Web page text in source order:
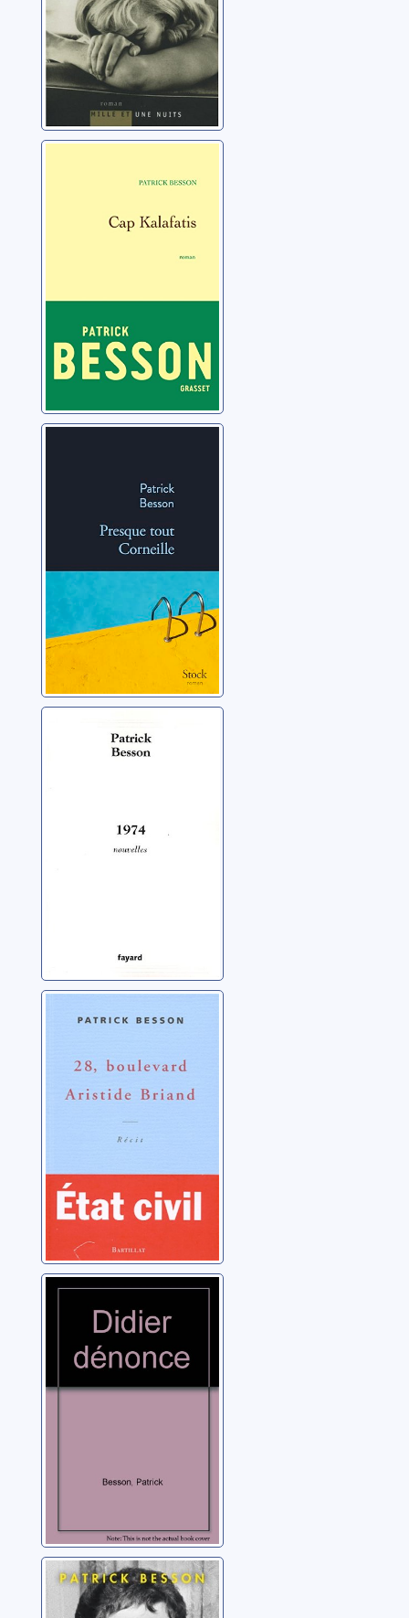
Besson, Patrick
Besson, Patrick
Besson, Patrick
Besson, Patrick
Didier dénonce
Besson, Patrick
Albertine
Sarrazin, la